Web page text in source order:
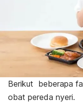
Berikut beberapa
obat pereda nyeri.